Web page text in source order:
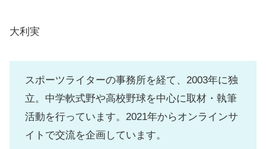
大利実
スポーツライターの事務所を経て、2003年に独
立。中学軟式野や高校野球を中心に取材・執筆
活動を行っています。2021年からオンラインサ
イトで交流を企画しています。